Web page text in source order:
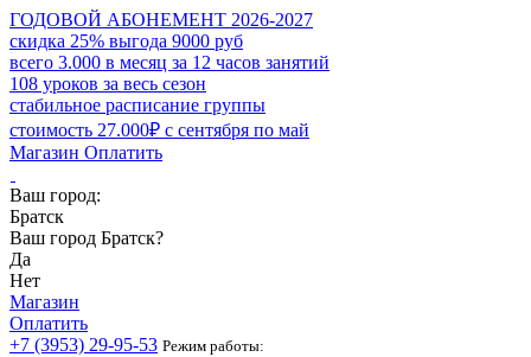
ГОДОВОЙ АБОНЕМЕНТ 2026-2027
скидка 25% выгода 9000 руб
всего 3.000 в месяц за 12 часов занятий
108 уроков за весь сезон
стабильное расписание группы
стоимость 27.000₽ с сентября по май
Магазин Оплатить
Ваш город:
Братск
Ваш город Братск?
Да
Нет
Магазин
Оплатить
+7 (3953) 29-95-53 Режим работы: